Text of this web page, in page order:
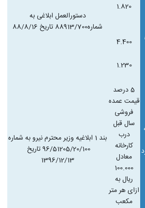
دستورالعمل ابلاغی به
شماره88913/700 تاریخ 88/8/16
1.820
4.400
1.230
5 درصد
قیمت عمده
فروشی
سال قبل
درب
کارخانه
معادل
100.000
ریال به
ازای هر متر
مکعب
بند 1 ابلاغیه وزیر محترم نیرو به شماره
96/51205/20/100 تاریخ
12/13/
1396